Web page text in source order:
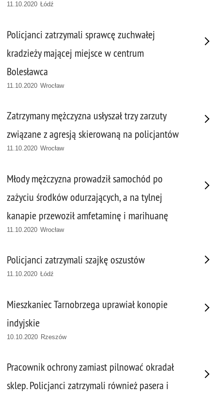
11.10.2020 Łódź
Policjanci zatrzymali sprawcę zuchwałej
kradzieży mającej miejsce w centrum
Bolesławca
11.10.2020 Wrocław
Zatrzymany mężczyzna usłyszał trzy zarzuty
związane z agresją skierowaną na policjantów
11.10.2020 Wrocław
Młody mężczyzna prowadził samochód po
zażyciu środków odurzających, a na tylnej
kanapie przewoził amfetaminę i marihuanę
11.10.2020 Wrocław
Policjanci zatrzymali szajkę oszustów
11.10.2020 Łódź
Mieszkaniec Tarnobrzega uprawiał konopie
indyjskie
10.10.2020 Rzeszów
Pracownik ochrony zamiast pilnować okradał
sklep. Policjanci zatrzymali również pasera i